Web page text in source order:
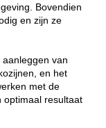
Bovendien
en zijn ze
van
en het
met de
optimaal resultaat